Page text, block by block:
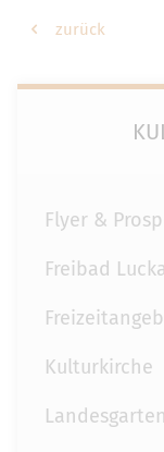
zurück
Flyer &
Freibad
Kulturkirche